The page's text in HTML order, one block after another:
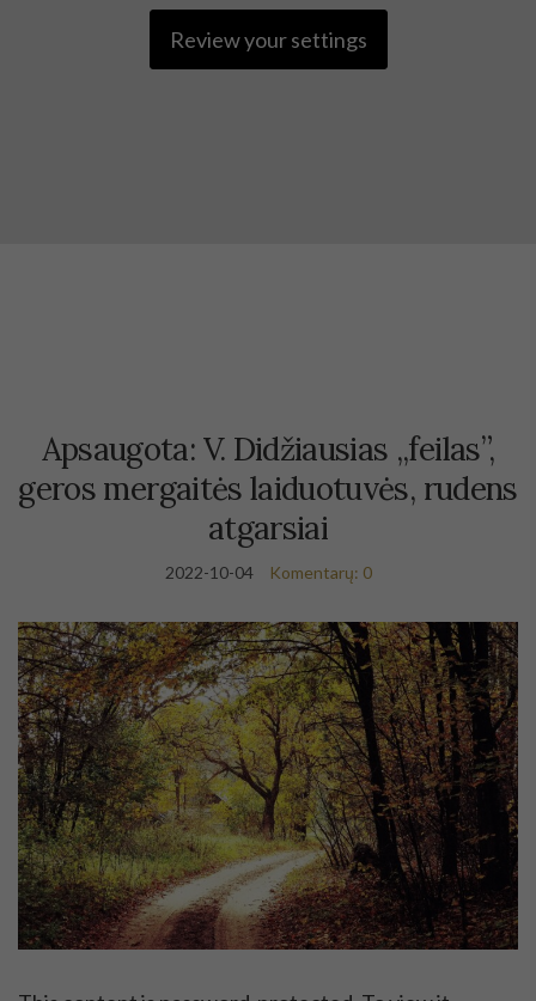
Review your settings
Apsaugota: V. Didžiausias ,,feilas”,
geros mergaitės laiduotuvės, rudens
atgarsiai
2022-10-04 Komentarų: 0